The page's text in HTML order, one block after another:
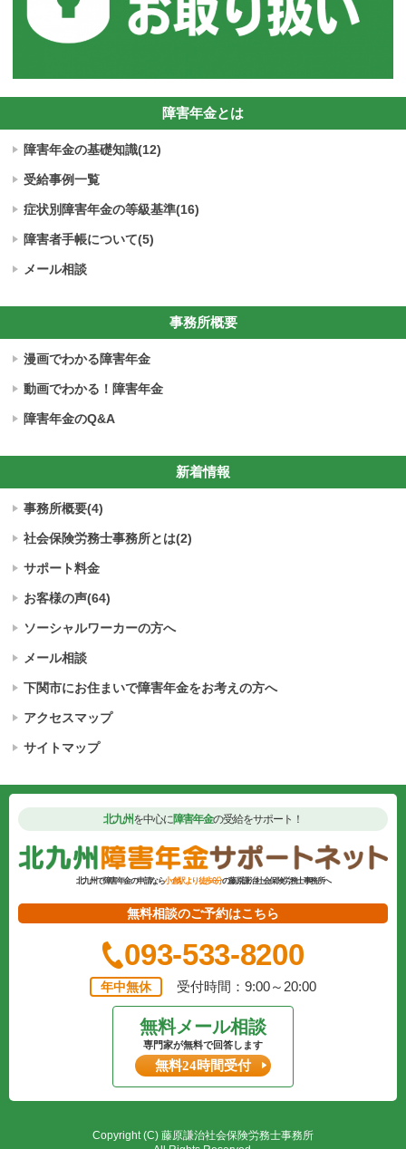
障害年金とは
障害年金の基礎知識(12)
受給事例一覧
症状別障害年金の等級基準(16)
障害者手帳について(5)
メール相談
事務所概要
漫画でわかる障害年金
動画でわかる！障害年金
障害年金のQ&A
新着情報
事務所概要(4)
社会保険労務士事務所とは(2)
サポート料金
お客様の声(64)
ソーシャルワーカーの方へ
メール相談
下関市にお住まいで障害年金をお考えの方へ
アクセスマップ
サイトマップ
北九州を中心に障害年金の受給をサポート！
北九州で障害年金の申請なら小倉駅より徒歩6分の藤原謙治社会保険労務士事務所へ
無料相談のご予約はこちら
093-533-8200
年中無休 受付時間：9:00～20:00
無料メール相談
専門家が無料で回答します
無料24時間受付
Copyright (C) 藤原謙治社会保険労務士事務所